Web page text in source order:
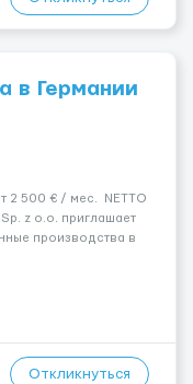
в Германии
2 500 € / мес. NETTO
z o.o. приглашает
производства в
компани...
Откликнуться